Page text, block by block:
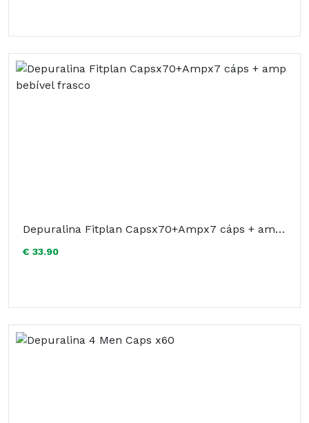
Depuralina Fitplan Capsx70+Ampx7 cáps + amp bebível frasco
€ 33.90